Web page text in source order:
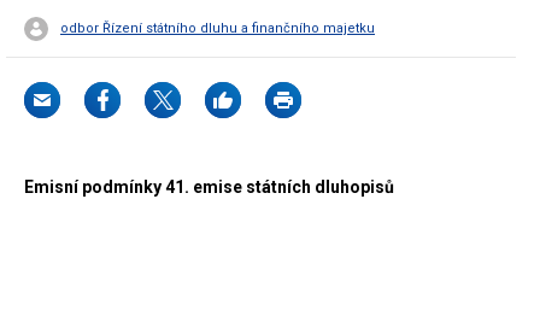
odbor Řízení státního dluhu a finančního majetku
Emisní podmínky 41. emise státních dluhopisů